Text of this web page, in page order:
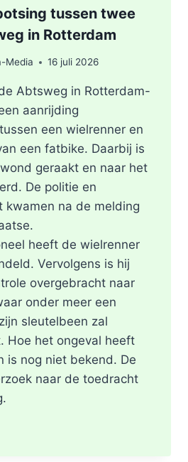
tussen twee
in Rotterdam
Media 16 juli 2026
Abtsweg in Rotterdam-
aanrijding
een wielrenner en
een fatbike. Daarbij is
geraakt en naar het
De politie en
kwamen na de melding
heeft de wielrenner
Vervolgens is hij
overgebracht naar
onder meer een
sleutelbeen zal
Hoe het ongeval heeft
is nog niet bekend. De
naar de toedracht